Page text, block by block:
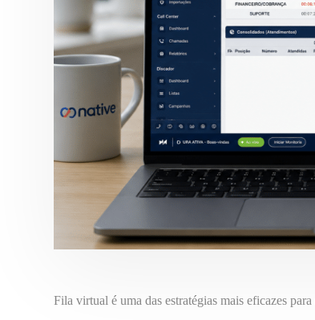
Fila virtual é uma das estratégias mais eficazes